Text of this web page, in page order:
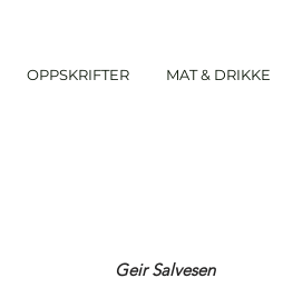
OPPSKRIFTER MAT & DRIKKE
Geir Salvesen